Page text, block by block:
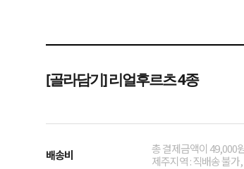
[골라담기] 리얼후르츠 4종
배송비
총 결제금액이 49,000
제주지역 : 직배송 불